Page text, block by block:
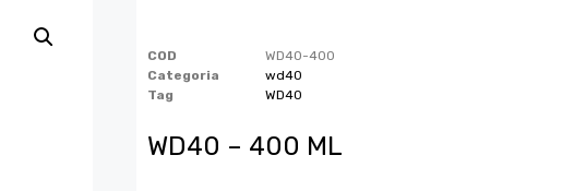
COD
WD40-400
Categoria
wd40
Tag
WD40
WD40 – 400 ML